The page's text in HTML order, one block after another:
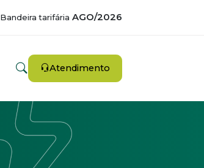
Bandeira tarifária AGO/2026
Atendimento